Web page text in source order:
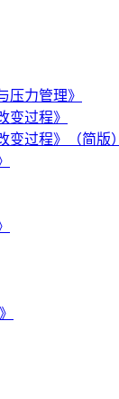
压力管理》
变过程》
变过程》（简版）